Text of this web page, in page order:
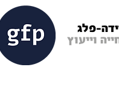
פלג
וייעוץ